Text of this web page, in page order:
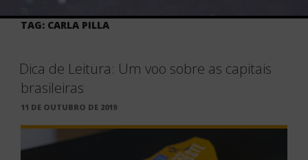
TAG: CARLA PILLA
Dica de Leitura: Um voo sobre as capitais
brasileiras
PUBLICADO
11 DE OUTUBRO DE 2019